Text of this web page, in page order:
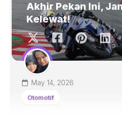
Akhir Pekan Ini,
Kelewat!
May 14, 2026
Otomotif